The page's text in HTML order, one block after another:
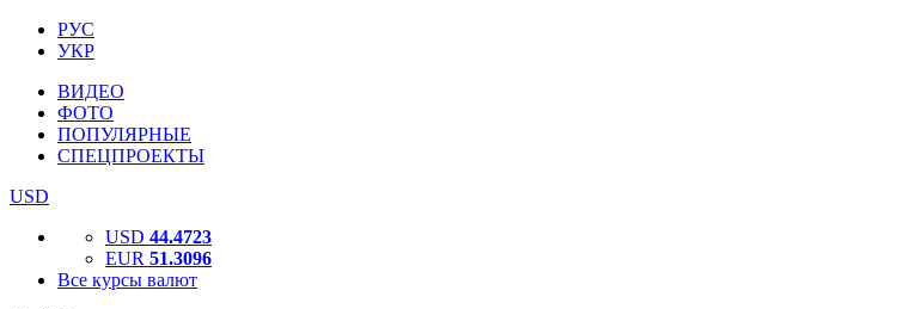
РУС
УКР
ВИДЕО
ФОТО
ПОПУЛЯРНЫЕ
СПЕЦПРОЕКТЫ
USD
USD 44.4723
EUR 51.3096
Все курсы валют